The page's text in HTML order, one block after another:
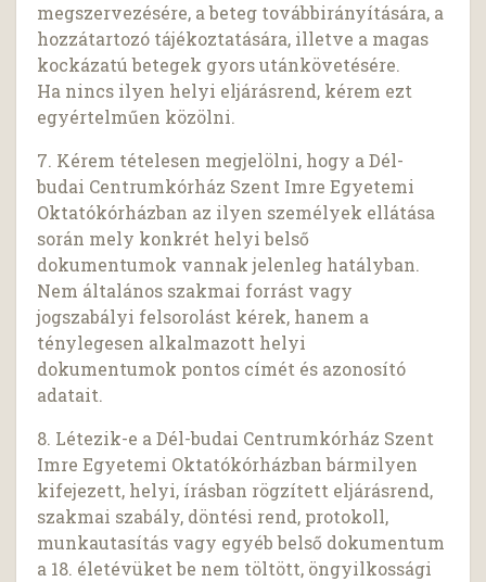
megszervezésére, a beteg továbbirányítására, a
hozzátartozó tájékoztatására, illetve a magas
kockázatú betegek gyors utánkövetésére.
Ha nincs ilyen helyi eljárásrend, kérem ezt
egyértelműen közölni.
7. Kérem tételesen megjelölni, hogy a Dél-
budai Centrumkórház Szent Imre Egyetemi
Oktatókórházban az ilyen személyek ellátása
során mely konkrét helyi belső
dokumentumok vannak jelenleg hatályban.
Nem általános szakmai forrást vagy
jogszabályi felsorolást kérek, hanem a
ténylegesen alkalmazott helyi
dokumentumok pontos címét és azonosító
adatait.
8. Létezik-e a Dél-budai Centrumkórház Szent
Imre Egyetemi Oktatókórházban bármilyen
kifejezett, helyi, írásban rögzített eljárásrend,
szakmai szabály, döntési rend, protokoll,
munkautasítás vagy egyéb belső dokumentum
a 18. életévüket be nem töltött, öngyilkossági